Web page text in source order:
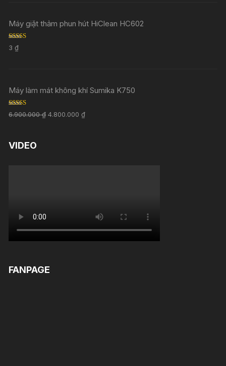
Máy giặt thảm phun hút HiClean HC602
Rated
out of 5
3₫
Máy làm mát không khí Sumika K750
Rated 5.00
out of 5
6.900.000₫ 4.800.000₫
VIDEO
FANPAGE